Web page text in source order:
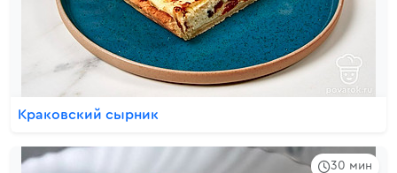
Краковский сырник
30 мин